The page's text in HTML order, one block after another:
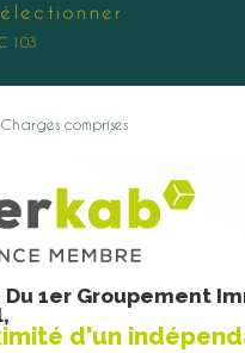
103
comprises
d'un